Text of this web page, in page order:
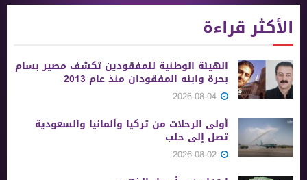
الأكثر قراءة
الهيئة الوطنية للمفقودين تكشف مصير بسام
بحرة وابنه المفقودان منذ عام 2013
أولى الرحلات من ‏تركيا وألمانيا والسعودية
تصل إلى حلب